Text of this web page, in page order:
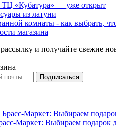
«Кубатура» — уже открыт
из латуни
комнаты - как выбрать,
магазина
и получайте свежие
Маркет: Выбираем подарок